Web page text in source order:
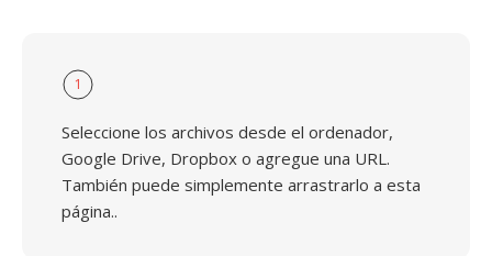
1
Seleccione los archivos desde el ordenador,
Google Drive, Dropbox o agregue una URL.
También puede simplemente arrastrarlo a esta
página..